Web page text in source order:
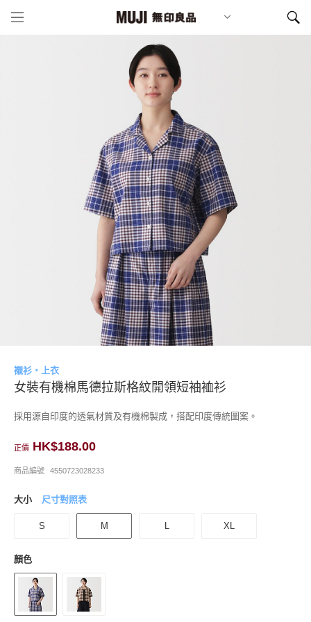
襯衫・上衣
女裝有機棉馬德拉斯格紋開領短袖裇衫
採用源自印度的透氣材質及有機棉製成，搭配印度傳統圖案。
正價 HK$188.00
商品編號 4550723028233
大小 尺寸對照表
S M L XL
顏色